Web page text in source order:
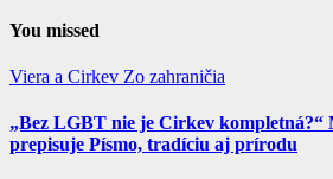
You missed
Viera a Cirkev Zo zahraničia
„Bez LGBT nie je Cirkev kompletná?“
prepisuje Písmo, tradíciu aj prírodu